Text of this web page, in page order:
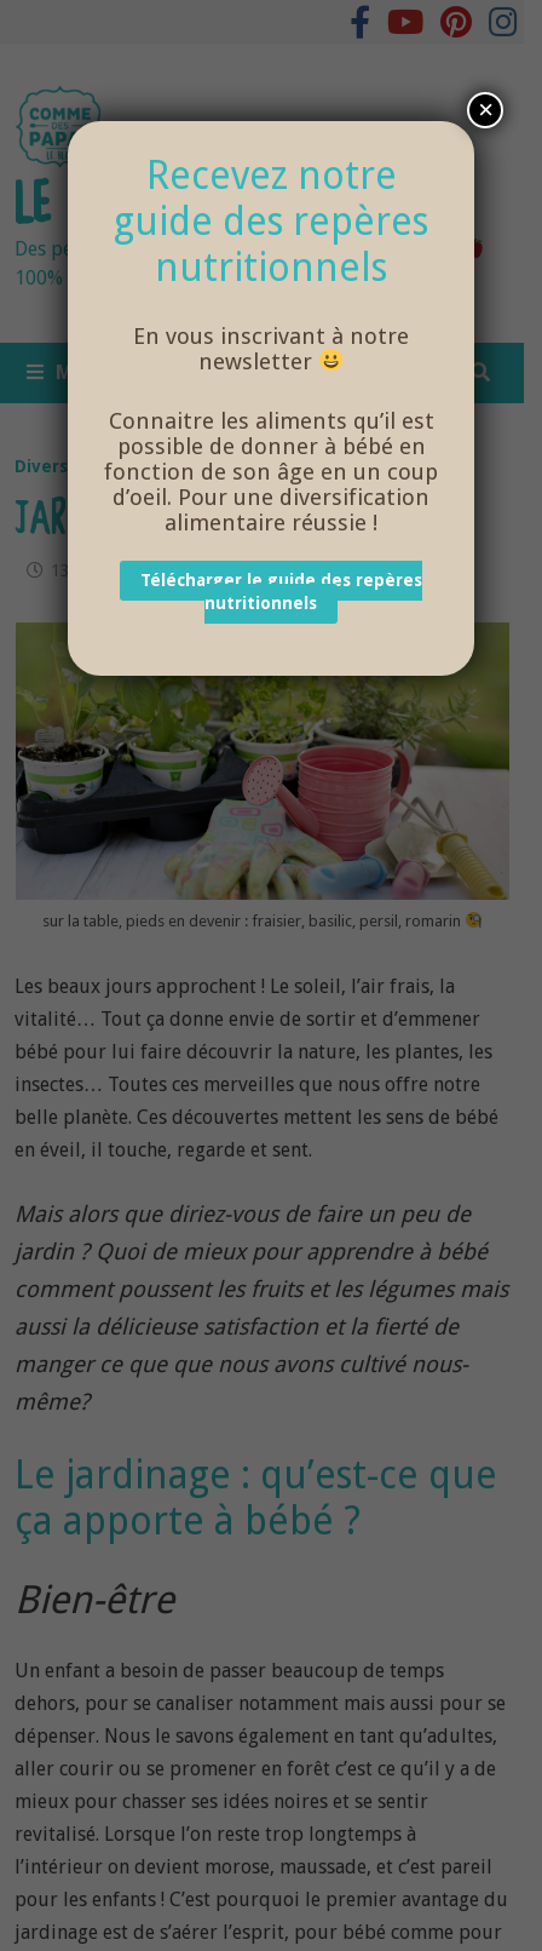
LE BLOG DES PAPAS
Des petits pots bébés fraîchement cuisinés
100% bio et de saison… et cela change tout !
MENU
Diversification Alimentaire/NutriSanté
JARDINER EN FAMILLE
13 juin 2019
sur la table, pieds en devenir : fraisier, basilic, persil, romarin
Les beaux jours approchent ! Le soleil, l’air frais, la
vitalité… Tout ça donne envie de sortir et d’emmener
bébé pour lui faire découvrir la nature, les plantes, les
insectes… Toutes ces merveilles que nous offre notre
belle planète. Ces découvertes mettent les sens de bébé
en éveil, il touche, regarde et sent.
Mais alors que diriez-vous de faire un peu de
jardin ? Quoi de mieux pour apprendre à bébé
comment poussent les fruits et les légumes mais
aussi la délicieuse satisfaction et la fierté de
manger ce que que nous avons cultivé nous-
même?
Le jardinage : qu’est-ce que
ça apporte à bébé ?
Bien-être
Un enfant a besoin de passer beaucoup de temps
dehors, pour se canaliser notamment mais aussi pour se
dépenser. Nous le savons également en tant qu’adultes,
aller courir ou se promener en forêt c’est ce qu’il y a de
mieux pour chasser ses idées noires et se sentir
revitalisé. Lorsque l’on reste trop longtemps à
l’intérieur on devient morose, maussade, et c’est pareil
pour les enfants ! C’est pourquoi le premier avantage du
jardinage est de s’aérer l’esprit, pour bébé comme pour
Recevez notre
guide des repères
nutritionnels
En vous inscrivant à notre
newsletter
Connaitre les aliments qu’il est
possible de donner à bébé en
fonction de son âge en un coup
d’oeil. Pour une diversification
alimentaire réussie !
Télécharger le guide des repères
nutritionnels
×